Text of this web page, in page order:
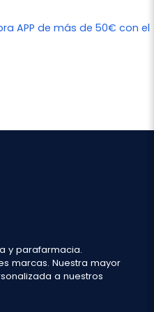
APP de más de 50€ con el
y parafarmacia.
marcas. Nuestra mayor
a nuestros